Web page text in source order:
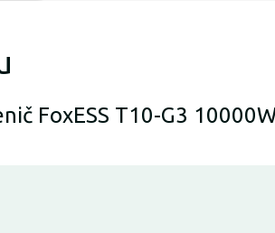
FoxESS T10-G3